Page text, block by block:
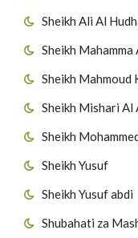
Sheikh Ali Al
Sheikh Mahamma
Sheikh
Sheikh Mishari Al
Sheikh
Sheikh Yusuf
Sheikh Yusuf abdi
Shubahati za